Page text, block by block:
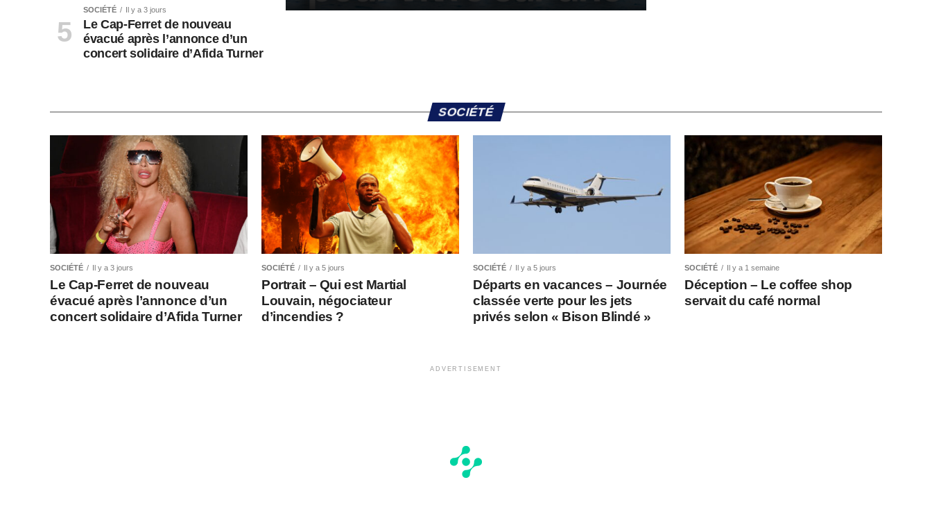
SOCIÉTÉ Il y a 3 jours
Le Cap-Ferret de nouveau
évacué après l’annonce d’un
concert solidaire d’Afida Turner
SOCIÉTÉ
SOCIÉTÉ Il y a 3 jours
Le Cap-Ferret de nouveau
évacué après l’annonce d’un
concert solidaire d’Afida Turner
SOCIÉTÉ Il y a 5 jours
Portrait – Qui est Martial
Louvain, négociateur
d’incendies ?
SOCIÉTÉ Il y a 5 jours
Départs en vacances – Journée
classée verte pour les jets
privés selon « Bison Blindé »
SOCIÉTÉ Il y a 1 semaine
Déception – Le coffee shop
servait du café normal
ADVERTISEMENT